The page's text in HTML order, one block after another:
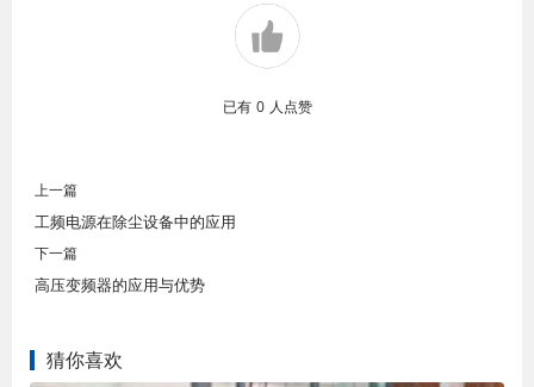
已有 0 人点赞
上一篇
工频电源在除尘设备中的应用
下一篇
高压变频器的应用与优势
猜你喜欢